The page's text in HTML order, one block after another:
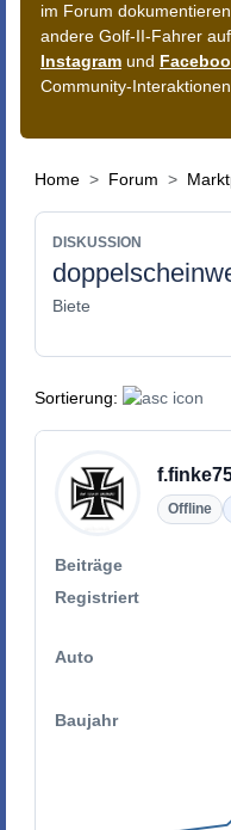
im Forum
andere Golf-II-Fahrer
Instagram und
Community-Interaktionen.
Home Forum
DISKUSSION
Biete
Sortierung:
Offline
Beiträge
Registriert
Auto
Baujahr